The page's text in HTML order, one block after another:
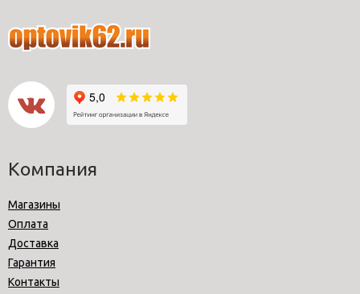
Компания
Магазины
Оплата
Доставка
Гарантия
Контакты